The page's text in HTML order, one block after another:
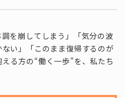
調を崩してしまう」「気分の波
い」「このまま復帰するのが
る方の“働く一歩”を、私たち